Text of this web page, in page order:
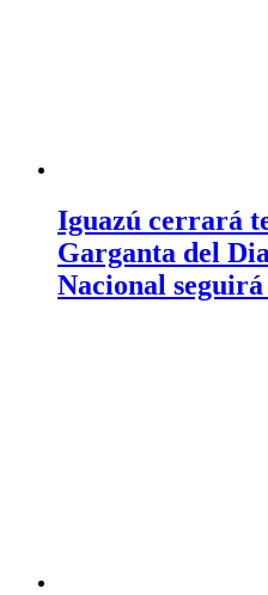
Iguazú cerrará
Garganta del
Nacional